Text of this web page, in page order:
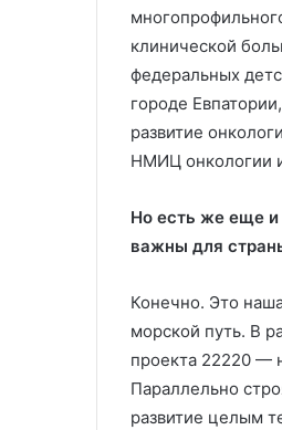
клинической
федеральных
городе
развитие
НМИЦ онкологии
Но есть же еще и
важны для
Конечно. Это
морской путь. В
проекта 22220 —
Параллельно
развитие целым